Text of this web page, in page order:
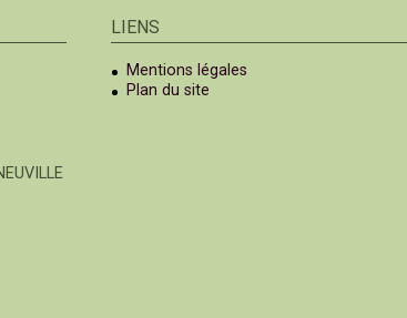
LIENS
Mentions légales
Plan du site